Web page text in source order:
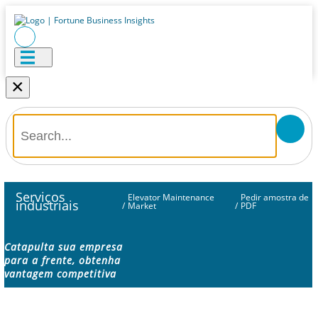
×
Serviços
industriais /
Elevator Maintenance
Market /
Pedir amostra de
PDF
Catapulta sua empresa
para a frente, obtenha
vantagem competitiva